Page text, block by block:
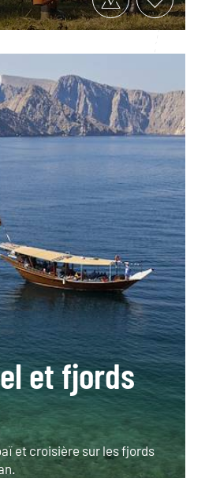
et fjords
et croisière sur les fjords